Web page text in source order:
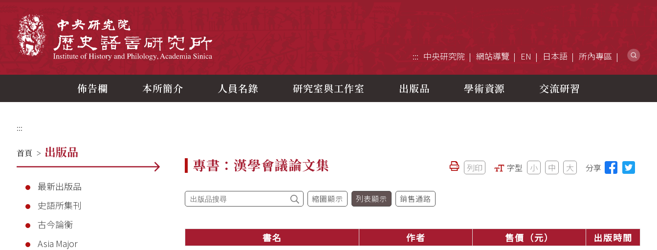
::: 中央研究院 網站導覽 EN 日本語 所內專區
佈告欄 本所簡介 人員名錄 研究室與工作室 出版品 學術資源 交流研習
:::
首頁 > 出版品
最新出版品
史語所集刊
古今論衡
Asia Major
專書：漢學會議論文集 列印 字型 小 中 大 分享
縮圖顯示 列表顯示 銷售通路
書名 作者 售價（元）
出版時間